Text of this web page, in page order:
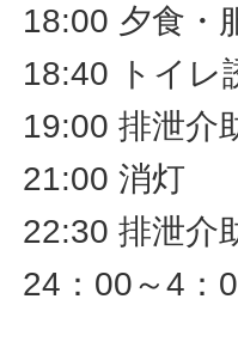
18:00 夕食・
18:40 トイレ
19:00 排泄介
21:00 消灯
22:30 排泄介
24：00～4：